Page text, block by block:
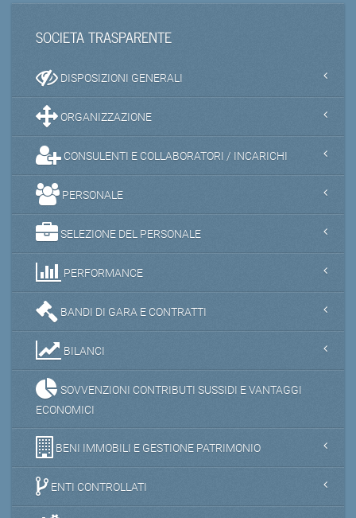
SOCIETA TRASPARENTE
DISPOSIZIONI GENERALI
ORGANIZZAZIONE
CONSULENTI E COLLABORATORI / INCARICHI
PERSONALE
SELEZIONE DEL PERSONALE
PERFORMANCE
BANDI DI GARA E CONTRATTI
BILANCI
SOVVENZIONI CONTRIBUTI SUSSIDI E VANTAGGI
ECONOMICI
BENI IMMOBILI E GESTIONE PATRIMONIO
ENTI CONTROLLATI